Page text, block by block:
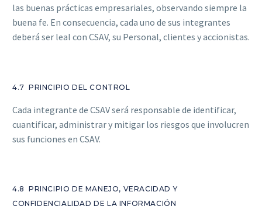
las buenas prácticas empresariales, observando siempre la
buena fe. En consecuencia, cada uno de sus integrantes
deberá ser leal con CSAV, su Personal, clientes y accionistas.
4.7 PRINCIPIO DEL CONTROL
Cada integrante de CSAV será responsable de identificar,
cuantificar, administrar y mitigar los riesgos que involucren
sus funciones en CSAV.
4.8 PRINCIPIO DE MANEJO, VERACIDAD Y
CONFIDENCIALIDAD DE LA INFORMACIÓN